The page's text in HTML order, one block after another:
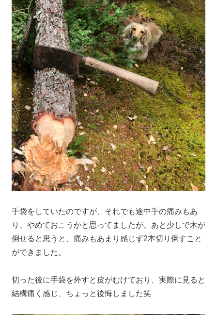
手袋をしていたのですが、それでも途中手の痛みもあ
り、やめておこうかと思ってましたが、あと少しで木が
倒せると思うと、痛みもあまり感じず2本切り倒すこと
ができました。
切った後に手袋を外すと皮がむけており、実際に見ると
結構痛く感じ、ちょっと後悔しました笑